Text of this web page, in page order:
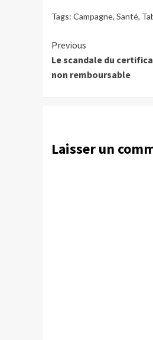
Tags: Campagne, Santé,
Continue
Reading
Previous
Le scandale du
non remboursable
Laisser un